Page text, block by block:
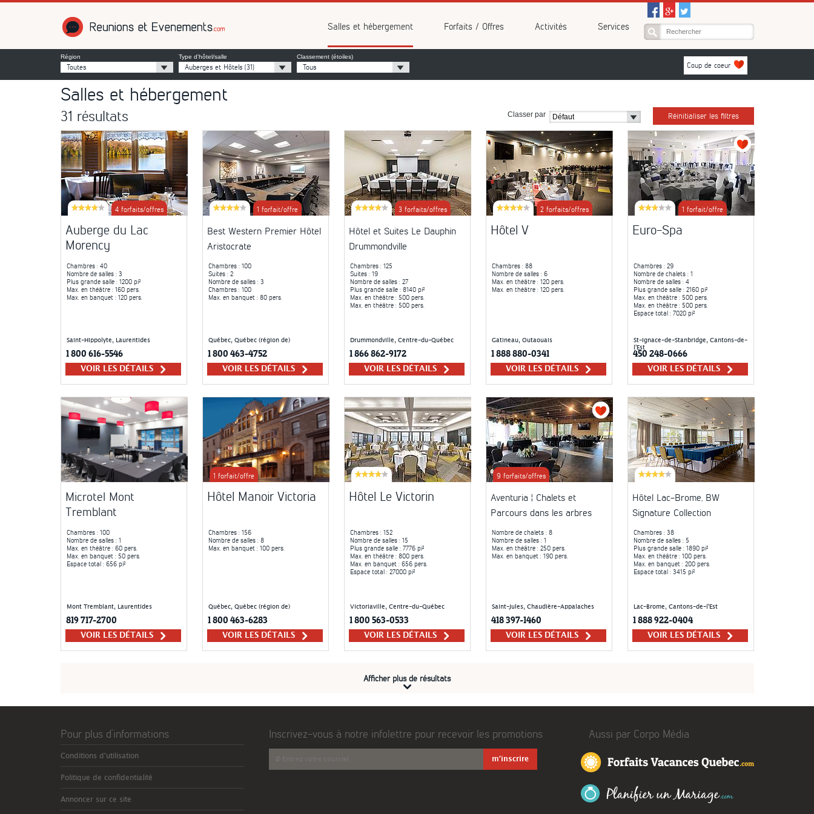
Salles et hébergement Forfaits / Offres Activités Services
Région
Toutes
Type d'hôtel/salle
Auberges et Hôtels (31)
Classement (étoiles)
Tous Coup de coeur
Salles et hébergement
31 résultats Réinitialiser les filtres
Classer par
4 forfaits/offres
Auberge du Lac
Morency
Chambres: 40
Nombre de salles: 3
Plus grande salle: 1200 pi²
Max. en théâtre: 160 pers.
Max. en banquet: 120 pers.
Saint-Hippolyte, Laurentides
1 800 616-5546
VOIR LES DÉTAILS
1 forfait/offre
Best Western Premier Hôtel
Aristocrate
Chambres: 100
Suites: 2
Nombre de salles: 3
Chambres: 100
Max. en banquet: 80 pers.
Québec, Québec (région de)
1 800 463-4752
VOIR LES DÉTAILS
3 forfaits/offres
Hôtel et Suites Le Dauphin
Drummondville
Chambres: 125
Suites: 19
Nombre de salles: 27
Plus grande salle: 8140 pi²
Max. en théâtre: 500 pers.
Max. en théâtre: 500 pers.
Drummondville, Centre-du-Québec
1 866 862-9172
VOIR LES DÉTAILS
2 forfaits/offres
Hôtel V
Chambres: 88
Nombre de salles: 6
Max. en théâtre: 120 pers.
Max. en théâtre: 120 pers.
Gatineau, Outaouais
1 888 880-0341
VOIR LES DÉTAILS
1 forfait/offre
Euro-Spa
Chambres: 29
Nombre de chalets: 1
Nombre de salles: 4
Plus grande salle: 2160 pi²
Max. en théâtre: 500 pers.
Max. en théâtre: 500 pers.
Espace total: 7020 pi²
St-Ignace-de-Stanbridge, Cantons-de-
l'Est
450 248-0666
VOIR LES DÉTAILS
Microtel Mont
Tremblant
Chambres: 100
Nombre de salles: 1
Max. en théâtre: 60 pers.
Max. en banquet: 50 pers.
Espace total: 656 pi²
Mont Tremblant, Laurentides
819 717-2700
VOIR LES DÉTAILS
1 forfait/offre
Hôtel Manoir Victoria
Chambres: 156
Nombre de salles: 8
Max. en banquet: 100 pers.
Québec, Québec (région de)
1 800 463-6283
VOIR LES DÉTAILS
Hôtel Le Victorin
Chambres: 152
Nombre de salles: 15
Plus grande salle: 7776 pi²
Max. en théâtre: 800 pers.
Max. en banquet: 656 pers.
Espace total: 27000 pi²
Victoriaville, Centre-du-Québec
1 800 563-0533
VOIR LES DÉTAILS
9 forfaits/offres
Aventuria ¦ Chalets et
Parcours dans les arbres
Nombre de chalets: 8
Nombre de salles: 1
Max. en théâtre: 250 pers.
Max. en banquet: 190 pers.
Saint-Jules, Chaudière-Appalaches
418 397-1460
VOIR LES DÉTAILS
Hôtel Lac-Brome, BW
Signature Collection
Chambres: 38
Nombre de salles: 5
Plus grande salle: 1890 pi²
Max. en théâtre: 100 pers.
Max. en banquet: 200 pers.
Espace total: 3415 pi²
Lac-Brome, Cantons-de-l'Est
1 888 922-0404
VOIR LES DÉTAILS
Afficher plus de résultats
Pour plus d’informations
Conditions d'utilisation
Politique de confidentialité
Annoncer sur ce site
Inscrivez-vous à notre infolettre pour recevoir les promotions Aussi par Corpo Média